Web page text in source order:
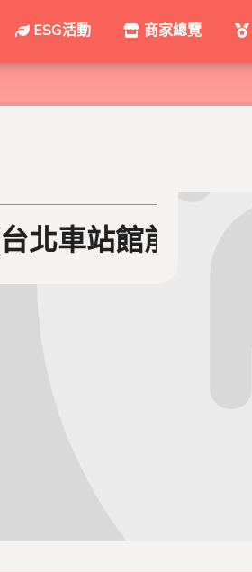
ESG活動 商家總覽
北車站館前)